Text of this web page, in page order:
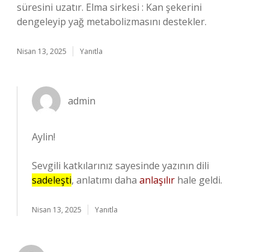
süresini uzatır. Elma sirkesi : Kan şekerini
dengeleyip yağ metabolizmasını destekler.
Nisan 13, 2025 Yanıtla
admin
Aylin!
Sevgili katkılarınız sayesinde yazının dili
sadeleşti, anlatımı daha anlaşılır hale geldi.
Nisan 13, 2025 Yanıtla